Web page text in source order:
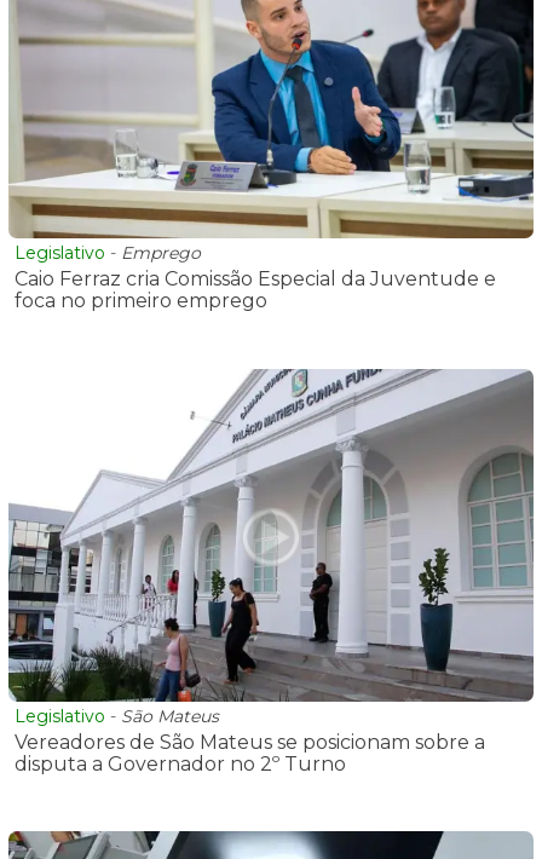
Legislativo - Emprego
Caio Ferraz cria Comissão Especial da Juventude e
foca no primeiro emprego
Legislativo - São Mateus
Vereadores de São Mateus se posicionam sobre a
disputa a Governador no 2º Turno